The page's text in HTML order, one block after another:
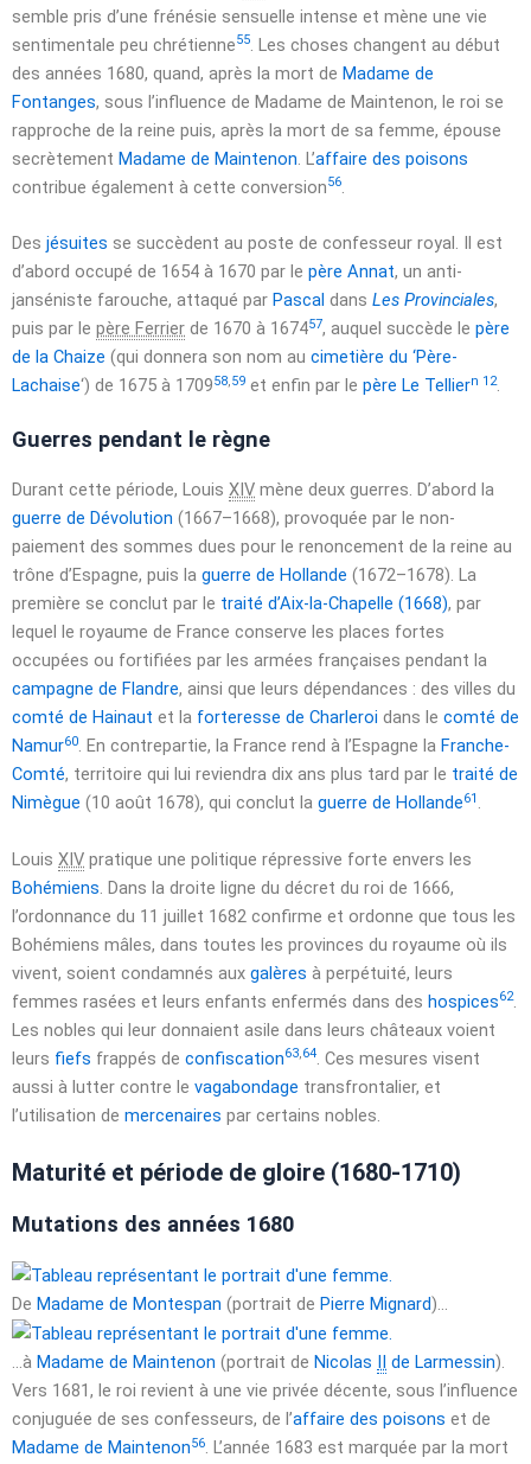
semble pris d’une frénésie sensuelle intense et mène une vie
sentimentale peu chrétienne55. Les choses changent au début
des années 1680, quand, après la mort de Madame de
Fontanges, sous l’influence de Madame de Maintenon, le roi se
rapproche de la reine puis, après la mort de sa femme, épouse
secrètement Madame de Maintenon. L’affaire des poisons
contribue également à cette conversion56.
Des jésuites se succèdent au poste de confesseur royal. Il est
d’abord occupé de 1654 à 1670 par le père Annat, un anti-
janséniste farouche, attaqué par Pascal dans Les Provinciales,
puis par le père Ferrier de 1670 à 167457, auquel succède le père
de la Chaize (qui donnera son nom au cimetière du ‘Père-
Lachaise‘) de 1675 à 170958,59 et enfin par le père Le Telliern 12.
Guerres pendant le règne
Durant cette période, Louis XIV mène deux guerres. D’abord la
guerre de Dévolution (1667–1668), provoquée par le non-
paiement des sommes dues pour le renoncement de la reine au
trône d’Espagne, puis la guerre de Hollande (1672–1678). La
première se conclut par le traité d’Aix-la-Chapelle (1668), par
lequel le royaume de France conserve les places fortes
occupées ou fortifiées par les armées françaises pendant la
campagne de Flandre, ainsi que leurs dépendances : des villes du
comté de Hainaut et la forteresse de Charleroi dans le comté de
Namur60. En contrepartie, la France rend à l’Espagne la Franche-
Comté, territoire qui lui reviendra dix ans plus tard par le traité de
Nimègue (10 août 1678), qui conclut la guerre de Hollande61 .
Louis XIV pratique une politique répressive forte envers les
Bohémiens. Dans la droite ligne du décret du roi de 1666,
l’ordonnance du 11 juillet 1682 confirme et ordonne que tous les
Bohémiens mâles, dans toutes les provinces du royaume où ils
vivent, soient condamnés aux galères à perpétuité, leurs
femmes rasées et leurs enfants enfermés dans des hospices62.
Les nobles qui leur donnaient asile dans leurs châteaux voient
leurs fiefs frappés de confiscation63,64. Ces mesures visent
aussi à lutter contre le vagabondage transfrontalier, et
l’utilisation de mercenaires par certains nobles.
Maturité et période de gloire (1680-1710)
Mutations des années 1680
De Madame de Montespan (portrait de Pierre Mignard)…
…à Madame de Maintenon (portrait de Nicolas de Larmessin).
Vers 1681 , le roi revient à une vie privée décente, sous l’influence
conjuguée de ses confesseurs, de l’affaire des poisons et de
Madame de Maintenon56. L’année 1683 est marquée par la mort